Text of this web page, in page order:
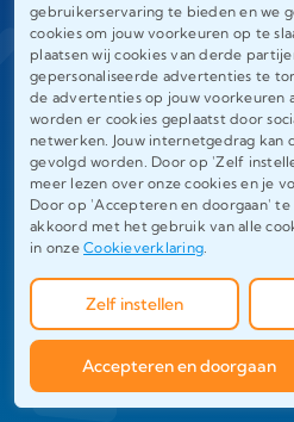
gebruikerservaring te bieden en we
cookies om jouw voorkeuren op te
plaatsen wij cookies van derde
gepersonaliseerde advertenties te
de advertenties op jouw voorkeuren
worden er cookies geplaatst door
netwerken. Jouw internetgedrag kan
gevolgd worden. Door op 'Zelf
meer lezen over onze cookies en je
Door op 'Accepteren en doorgaan' te
akkoord met het gebruik van alle
in onzeCookieverklaring.
Zelf instellen
Accepteren en doorgaan
vakgebieden zoals
geneeskunde, economie
wetenschappen, wij
expert om je te
97%
Tevreden klanten